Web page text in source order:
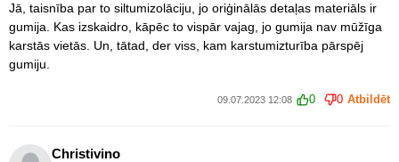
Jā, taisnība par to siltumizolāciju, jo oriģinālās detaļas materiāls ir
gumija. Kas izskaidro, kāpēc to vispār vajag, jo gumija nav mūžīga
karstās vietās. Un, tātad, der viss, kam karstumizturība pārspēj
gumiju.
09.07.2023 12:08 0 0 Atbildēt
Christivino